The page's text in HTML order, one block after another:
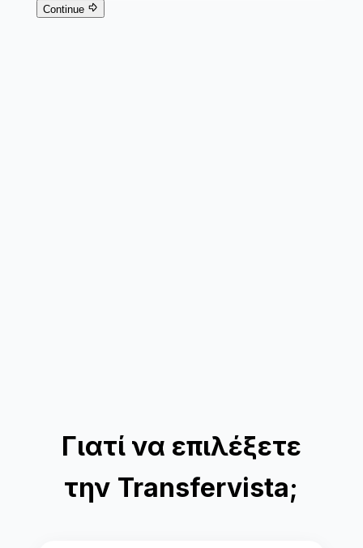
Γιατί να επιλέξετε
την Transfervista;